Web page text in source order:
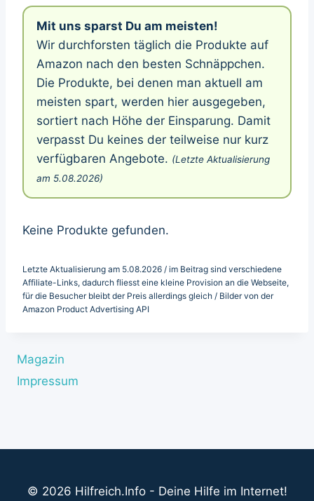
Mit uns sparst Du am meisten!
Wir durchforsten täglich die Produkte auf
Amazon nach den besten Schnäppchen.
Die Produkte, bei denen man aktuell am
meisten spart, werden hier ausgegeben,
sortiert nach Höhe der Einsparung. Damit
verpasst Du keines der teilweise nur kurz
verfügbaren Angebote. (Letzte Aktualisierung
am 5.08.2026)
Keine Produkte gefunden.
Letzte Aktualisierung am 5.08.2026 / im Beitrag sind verschiedene
Affiliate-Links, dadurch fliesst eine kleine Provision an die Webseite,
für die Besucher bleibt der Preis allerdings gleich / Bilder von der
Amazon Product Advertising API
Magazin
Impressum
© 2026 Hilfreich.Info - Deine Hilfe im Internet!